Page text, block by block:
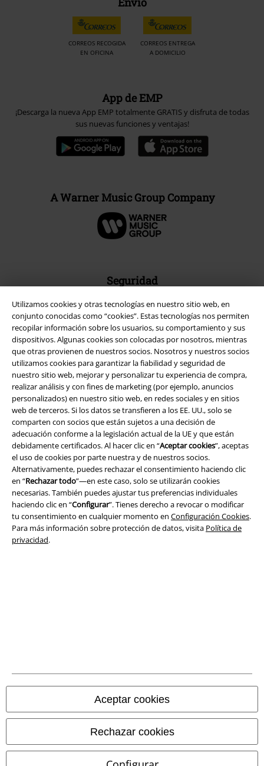
Utilizamos cookies y otras tecnologías en nuestro sitio web, en
conjunto conocidas como “cookies”. Estas tecnologías nos permiten
recopilar información sobre los usuarios, su comportamiento y sus
dispositivos. Algunas cookies son colocadas por nosotros, mientras
que otras provienen de nuestros socios. Nosotros y nuestros socios
utilizamos cookies para garantizar la fiabilidad y seguridad de
nuestro sitio web, mejorar y personalizar tu experiencia de compra,
realizar análisis y con fines de marketing (por ejemplo, anuncios
personalizados) en nuestro sitio web, en redes sociales y en sitios
web de terceros. Si los datos se transfieren a los EE. UU., solo se
comparten con socios que están sujetos a una decisión de
adecuación conforme a la legislación actual de la UE y que están
debidamente certificados. Al hacer clic en “Aceptar cookies”, aceptas
el uso de cookies por parte nuestra y de nuestros socios.
Alternativamente, puedes rechazar el consentimiento haciendo clic
en “Rechazar todo”—en este caso, solo se utilizarán cookies
necesarias. También puedes ajustar tus preferencias individuales
haciendo clic en “Configurar”. Tienes derecho a revocar o modificar
tu consentimiento en cualquier momento en Configuración Cookies.
Para más información sobre protección de datos, visita Política de
privacidad.
Aceptar cookies
Rechazar cookies
CORREOS RECOGIDA
EN OFICINA
CORREOS ENTREGA
A DOMICILIO
App de EMP
¡Descarga la nueva App EMP totalmente GRATIS y disfruta de todas
sus nuevas funciones y ventajas!
A Warner Music Group Company
Seguridad
Legal
Términos y Condiciones
Aviso Legal
Ley protección de datos
Todos los precios incluyen el IVA pero no losgastos de transporte
© 1986-2026 E.M.P. Merchandising HGmbH